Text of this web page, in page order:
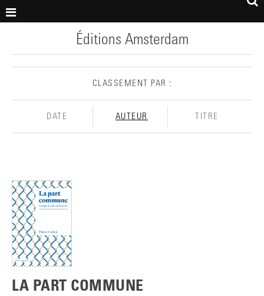
Éditions Amsterdam
CLASSEMENT PAR :
DATE AUTEUR TITRE
LA PART COMMUNE